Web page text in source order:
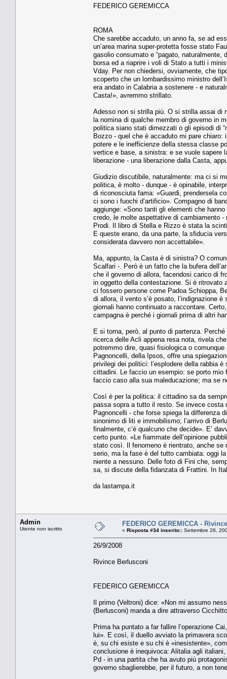
FEDERICO GEREMICCA
ROMA
Che sarebbe accaduto, un anno fa, se ad
un’area marina super-protetta fosse stato
gasolio consumato e “pagato,
borsa ed a riaprire i voli di Stato a tutti i
Vday. Per non chiedersi, ovviamente, che
scoperto che un lombardissimo ministro
era andato in Calabria a sostenere - e
Casta!», avremmo strillato.
Adesso non si strilla più. O si strilla assai di
la nomina di qualche membro di governo in
politica siano stati dimezzati o gli episodi di
Bozzo - quel che è accaduto mi pare
potere e le inefficienze della stessa classe
vertice e base, a sinistra: e se vuole sapere
liberazione - una liberazione dalla Casta,
Giudizio discutibile, naturalmente: ma ci si
politica, è molto - dunque - è opinabile,
di riconosciuta fama: «Guardi, prendersela
ci sono i fuochi d’artificio». Compagno di
aggiunge: «Sono tanti gli elementi che
credo, le molte aspettative di cambiamento -
Prodi. Il libro di Stella e Rizzo è stata la
E queste erano, da una parte, la sfiducia
considerata davvero non accettabile».
Ma, appunto, la Casta è di sinistra? O
Scalfari -. Però è un fatto che la bufera
che il governo di allora, facendosi carico di
in oggetto della contestazione. Si è ritrovato
ci fossero persone come Padoa Schioppa,
di allora, il vento s’è posato, l’indignazione
giornali hanno continuato a raccontare.
campagna è perché i giornali prima di altri
E si torna, però, al punto di partenza.
ricerca delle Acli appena resa nota, rivela
potremmo dire, quasi fisiologica o
Pagnoncelli, della Ipsos, offre una
privilegi dei politici: l’esplodere della rabbia
cittadini. Le faccio un esempio: se porto
faccio caso alla sua maleducazione; ma se
Così è per la politica: il cittadino sa da
passa sopra a tutto il resto. Se invece costa
Pagnoncelli - che forse spiega la differenza
sinonimo di liti e immobilismo; l’arrivo di
finalmente, c’è qualcuno che decide». E’
certo punto. «Le fiammate dell’opinione
stato così. Il fenomeno è rientrato, anche se
serio, ma la fase è del tutto cambiata: oggi
niente a nessuno. Delle foto di Fini che,
sa, si discute della fidanzata di Frattini. In
da lastampa.it
Admin
Utente non iscritto
FEDERICO GEREMICCA -
« Risposta #34 inserito:: Settembre 26,
26/9/2008
Rivince Berlusconi
FEDERICO GEREMICCA
Il primo (Veltroni) dice: «Non mi assumo
(Berlusconi) manda a dire attraverso
Prima ha puntato a far fallire l’operazione
lui». E così, il duello avviato la primavera
è, su chi esiste e su chi è «inesistente»,
conclusione è inequivoca: Alitalia agli
Pd - in una partita che ha avuto più
governo sbaglierebbe, per il futuro, a non